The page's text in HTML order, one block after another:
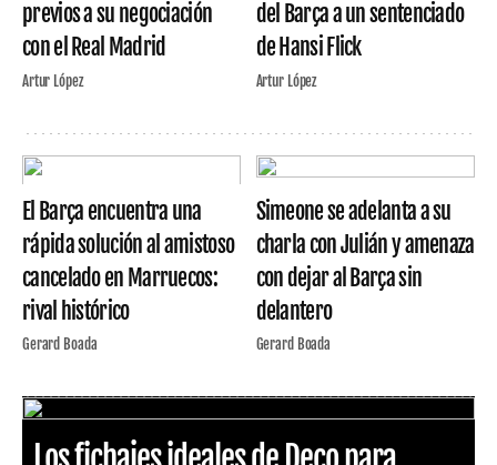
previos a su negociación
con el Real Madrid
Artur López
del Barça a un sentenciado
de Hansi Flick
Artur López
El Barça encuentra una
rápida solución al amistoso
cancelado en Marruecos:
rival histórico
Gerard Boada
Simeone se adelanta a su
charla con Julián y amenaza
con dejar al Barça sin
delantero
Gerard Boada